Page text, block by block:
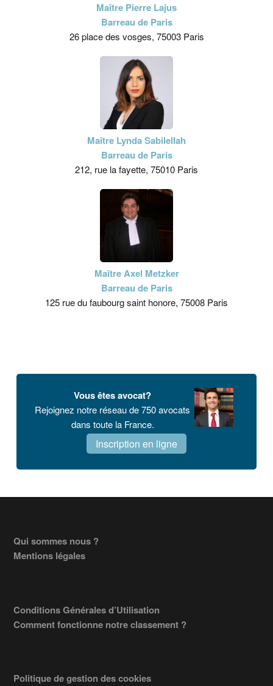
Maître Pierre Lajus
Barreau de Paris
26 place des vosges, 75003 Paris
Maître Lynda Sabilellah
Barreau de Paris
212, rue la fayette, 75010 Paris
Maître Axel Metzker
Barreau de Paris
125 rue du faubourg saint honore, 75008 Paris
Vous êtes avocat?
Rejoignez notre réseau de 750 avocats
dans toute la France.
Inscription en ligne
Footer
Qui sommes nous ?
Mentions légales
Conditions Générales d’Utilisation
Comment fonctionne notre classement ?
Politique de gestion des cookies